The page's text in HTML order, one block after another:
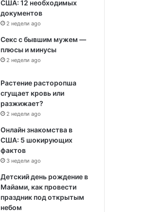
США: 12 необходимых
документов
2 недели ago
Секс с бывшим мужем —
плюсы и минусы
2 недели ago
Растение расторопша
сгущает кровь или
разжижает?
2 недели ago
Онлайн знакомства в
США: 5 шокирующих
фактов
3 недели ago
Детский день рождение в
Майами, как провести
праздник под открытым
небом